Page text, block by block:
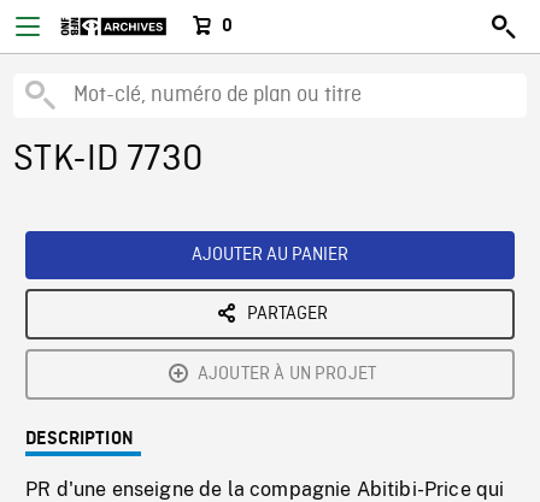
0
STK-ID 7730
AJOUTER AU PANIER
PARTAGER
AJOUTER À UN PROJET
DESCRIPTION
PR d'une enseigne de la compagnie Abitibi-Price qui